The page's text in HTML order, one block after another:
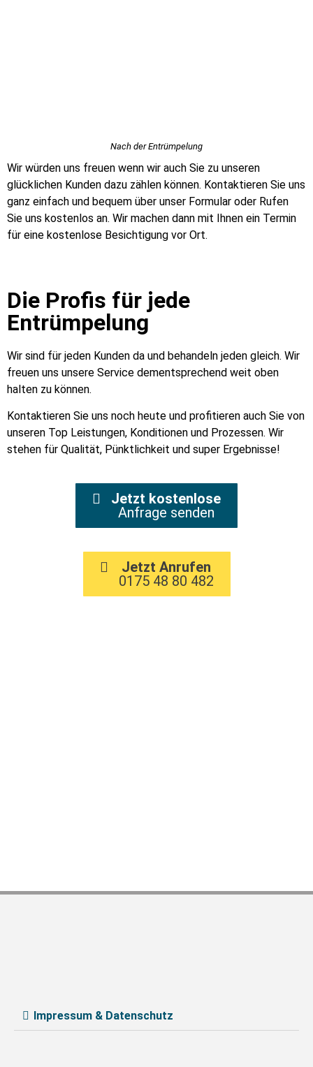
Nach der Entrümpelung
Wir würden uns freuen wenn wir auch Sie zu unseren
glücklichen Kunden dazu zählen können. Kontaktieren Sie uns
ganz einfach und bequem über unser Formular oder Rufen
Sie uns kostenlos an. Wir machen dann mit Ihnen ein Termin
für eine kostenlose Besichtigung vor Ort.
Die Profis für jede
Entrümpelung
Wir sind für jeden Kunden da und behandeln jeden gleich. Wir
freuen uns unsere Service dementsprechend weit oben
halten zu können.
Kontaktieren Sie uns noch heute und profitieren auch Sie von
unseren Top Leistungen, Konditionen und Prozessen. Wir
stehen für Qualität, Pünktlichkeit und super Ergebnisse!
Jetzt kostenlose
Anfrage senden
Jetzt Anrufen
0175 48 80 482
Impressum & Datenschutz